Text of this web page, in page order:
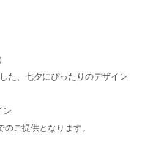
た、七夕にぴったりのデザイン
ン
ご提供となります。